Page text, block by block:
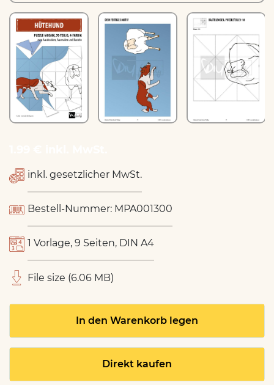
inkl. gesetzlicher MwSt.
Bestell-Nummer: MPA001300
1 Vorlage, 9 Seiten, DIN A4
File size (6.06 MB)
In den Warenkorb legen
Direkt kaufen